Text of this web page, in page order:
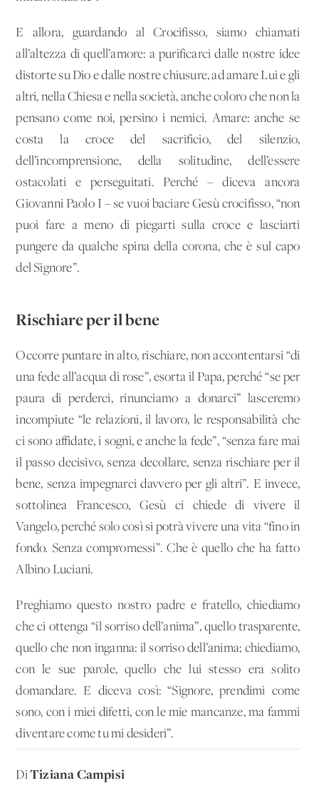
E allora, guardando al Crocifisso, siamo chiamati
all’altezza di quell’amore: a purificarci dalle nostre idee
distorte su Dio e dalle nostre chiusure, ad amare Lui e gli
altri, nella Chiesa e nella società, anche coloro che non la
pensano come noi, persino i nemici. Amare: anche se
costa la croce del sacrificio, del silenzio,
dell’incomprensione, della solitudine, dell’essere
ostacolati e perseguitati. Perché – diceva ancora
Giovanni Paolo I – se vuoi baciare Gesù crocifisso, “non
puoi fare a meno di piegarti sulla croce e lasciarti
pungere da qualche spina della corona, che è sul capo
del Signore”.
Rischiare per il bene
Occorre puntare in alto, rischiare, non accontentarsi “di
una fede all’acqua di rose”, esorta il Papa, perché “se per
paura di perderci, rinunciamo a donarci” lasceremo
incompiute “le relazioni, il lavoro, le responsabilità che
ci sono affidate, i sogni, e anche la fede”, “senza fare mai
il passo decisivo, senza decollare, senza rischiare per il
bene, senza impegnarci davvero per gli altri”. E invece,
sottolinea Francesco, Gesù ci chiede di vivere il
Vangelo, perché solo così si potrà vivere una vita “fino in
fondo. Senza compromessi”. Che è quello che ha fatto
Albino Luciani.
Preghiamo questo nostro padre e fratello, chiediamo
che ci ottenga “il sorriso dell’anima”, quello trasparente,
quello che non inganna: il sorriso dell’anima; chiediamo,
con le sue parole, quello che lui stesso era solito
domandare. E diceva così: “Signore, prendimi come
sono, con i miei difetti, con le mie mancanze, ma fammi
diventare come tu mi desideri”.
DiTiziana Campisi